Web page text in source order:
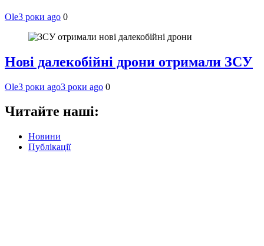
Ole3 роки ago 0
Нові далекобійні дрони отримали ЗСУ
Ole3 роки ago3 роки ago 0
Читайте наші:
Новини
Публікації